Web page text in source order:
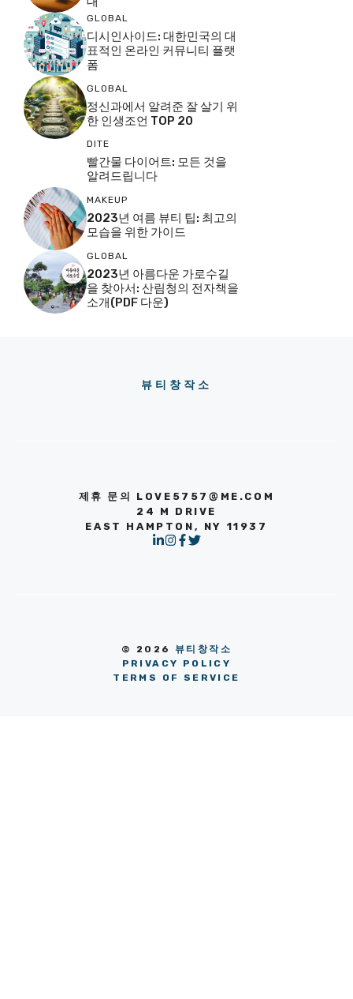
GLOBAL
디시인사이드: 대한민국의 대
표적인 온라인 커뮤니티 플랫
폼
GLOBAL
정신과에서 알려준 잘 살기 위
한 인생조언 TOP 20
DITE
빨간물 다이어트: 모든 것을
알려드립니다
MAKEUP
2023년 여름 뷰티 팁: 최고의
모습을 위한 가이드
GLOBAL
2023년 아름다운 가로수길
을 찾아서: 산림청의 전자책을
소개(PDF 다운)
뷰티창작소
제휴 문의 LOVE5757@ME.COM
24 M DRIVE
EAST HAMPTON, NY 11937
© 2026 뷰티창작소
PRIVACY POLICY
TERMS OF SERVICE